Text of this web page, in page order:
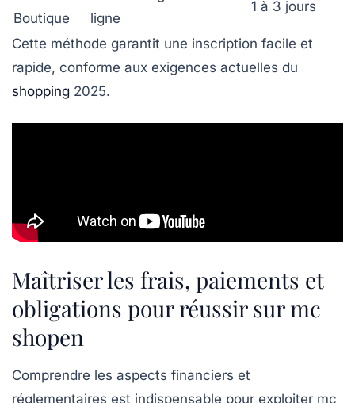
Boutique
ligne
1 à 3 jours
Cette méthode garantit une inscription facile et
rapide, conforme aux exigences actuelles du
shopping 2025.
Maîtriser les frais, paiements et
obligations pour réussir sur mc
shopen
Comprendre les aspects financiers et
réglementaires est indispensable pour exploiter mc